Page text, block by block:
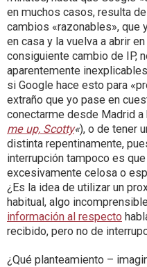
en muchos casos, resulta
cambios «razonables», que
en casa y la vuelva a abrir
consiguiente cambio de IP,
aparentemente
si Google hace esto para
extraño que yo pase en
conectarme desde Madrid
me up, Scotty«), o de tener
distinta repentinamente,
interrupción tampoco es
excesivamente celosa o
¿Es la idea de utilizar un
habitual, algo
información al respecto
recibido, pero no de
¿Qué planteamiento –